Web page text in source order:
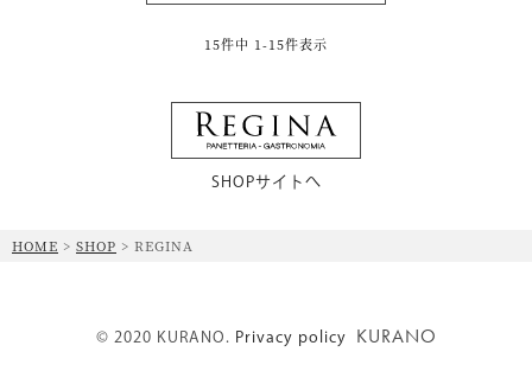
15件中 1-15件表示
SHOPサイトへ
HOME SHOP REGINA
© 2020 KURANO. Privacy policy KURANO